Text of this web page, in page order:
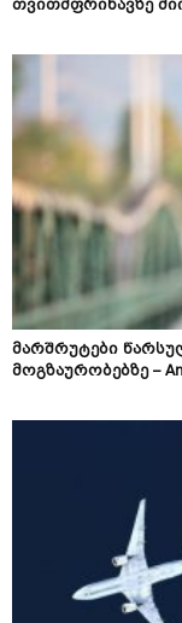
თვითმფრინავზე
მარშრუტები
მოგზაურობებზე –